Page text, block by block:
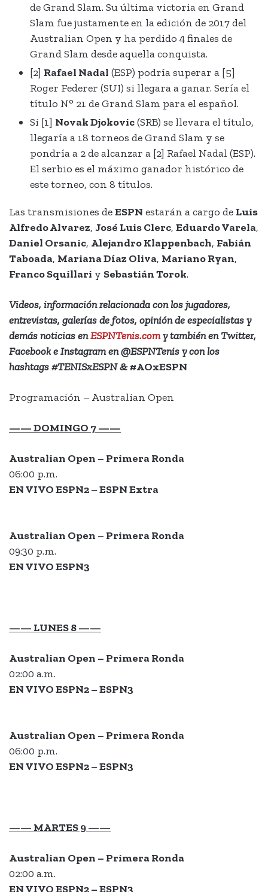
de Grand Slam. Su última victoria en Grand
Slam fue justamente en la edición de 2017 del
Australian Open y ha perdido 4 finales de
Grand Slam desde aquella conquista.
[2] Rafael Nadal (ESP) podría superar a [5]
Roger Federer (SUI) si llegara a ganar. Sería el
título N° 21 de Grand Slam para el español.
Si [1] Novak Djokovic(SRB) se llevara el título,
llegaría a 18 torneos de Grand Slam y se
pondría a 2 de alcanzar a [2] Rafael Nadal (ESP).
El serbio es el máximo ganador histórico de
este torneo, con 8 títulos.
Las transmisiones deESPN estarán a cargo de Luis
Alfredo Alvarez, José Luis Clerc, Eduardo Varela,
Daniel Orsanic, Alejandro Klappenbach, Fabián
Taboada, Mariana Díaz Oliva, Mariano Ryan,
Franco Squillari y Sebastián Torok.
Videos, información relacionada con los jugadores,
entrevistas, galerías de fotos, opinión de especialistas y
demás noticias enESPNTenis.comy también en Twitter,
Facebook e Instagram en@ESPNTenisy con los
hashtags#TENISxESPN&#AOxESPN
Programación – Australian Open
—— DOMINGO 7 ——
Australian Open – Primera Ronda
06:00 p.m.
EN VIVO ESPN2 – ESPN Extra
Australian Open – Primera Ronda
09:30 p.m.
EN VIVO ESPN3
—— LUNES 8 ——
Australian Open – Primera Ronda
02:00 a.m.
EN VIVO ESPN2 – ESPN3
Australian Open – Primera Ronda
06:00 p.m.
EN VIVO ESPN2 – ESPN3
—— MARTES 9 ——
Australian Open – Primera Ronda
02:00 a.m.
EN VIVO ESPN2 – ESPN3